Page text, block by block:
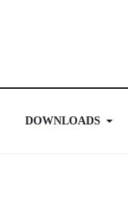
DOWNLOADS